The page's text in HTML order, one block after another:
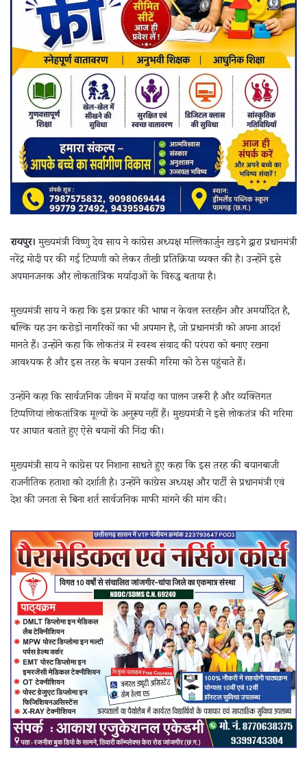
रायपुर। मुख्यमंत्री विष्णु देव साय ने कांग्रेस अध्यक्ष मल्लिकार्जुन खड़गे द्वारा प्रधानमंत्री
नरेंद्र मोदी पर की गई टिप्पणी को लेकर तीखी प्रतिक्रिया व्यक्त की है। उन्होंने इसे
अपमानजनक और लोकतांत्रिक मर्यादाओं के विरुद्ध बताया है।
मुख्यमंत्री साय ने कहा कि इस प्रकार की भाषा न केवल स्तरहीन और अमर्यादित है,
बल्कि यह उन करोड़ों नागरिकों का भी अपमान है, जो प्रधानमंत्री को अपना आदर्श
मानते हैं। उन्होंने कहा कि लोकतंत्र में स्वस्थ संवाद की परंपरा को बनाए रखना
आवश्यक है और इस तरह के बयान उसकी गरिमा को ठेस पहुंचाते हैं।
उन्होंने कहा कि सार्वजनिक जीवन में मर्यादा का पालन जरूरी है और व्यक्तिगत
टिप्पणियां लोकतांत्रिक मूल्यों के अनुरूप नहीं हैं। मुख्यमंत्री ने इसे लोकतंत्र की गरिमा
पर आघात बताते हुए ऐसे बयानों की निंदा की।
मुख्यमंत्री साय ने कांग्रेस पर निशाना साधते हुए कहा कि इस तरह की बयानबाजी
राजनीतिक हताशा को दर्शाती है। उन्होंने कांग्रेस अध्यक्ष और पार्टी से प्रधानमंत्री एवं
देश की जनता से बिना शर्त सार्वजनिक माफी मांगने की मांग की।